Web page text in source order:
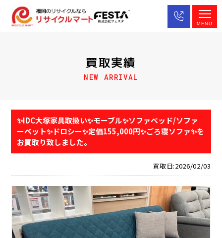
買取実績
NEW ARRIVAL
✨IDC大塚家具取扱い✨モーブル✨ソファベッド/ソファ
ーベット✨ドロシー✨定価155,000円✨ごろ寝ソファ✨を
お買取り致しました。
買取日:2026/02/03
MENU